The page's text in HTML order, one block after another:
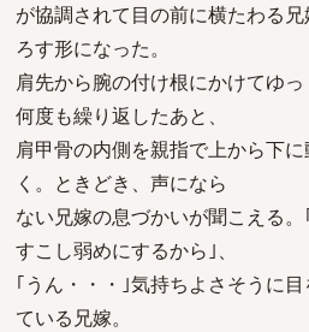
が協調されて目の前に横たわる
ろす形になった。
肩先から腕の付け根にかけてゆっ
何度も繰り返したあと、
肩甲骨の内側を親指で上から下
く。ときどき、声になら
ない兄嫁の息づかいが聞こえる。
すこし弱めにするから｣、
｢うん・・・｣気持ちよさそうに
ている兄嫁。